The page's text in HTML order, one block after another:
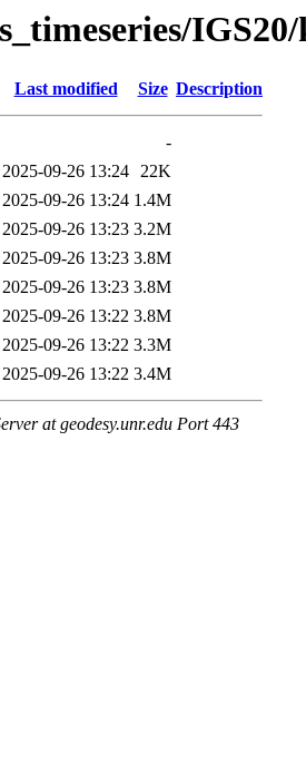
Last modified Size Description
-
2025-09-26 13:24 22K
2025-09-26 13:24 1.4M
2025-09-26 13:23 3.2M
2025-09-26 13:23 3.8M
2025-09-26 13:23 3.8M
2025-09-26 13:22 3.8M
2025-09-26 13:22 3.3M
2025-09-26 13:22 3.4M
at geodesy.unr.edu Port 443